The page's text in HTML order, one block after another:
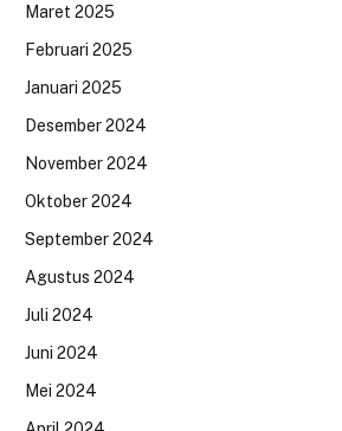
Maret 2025
Februari 2025
Januari 2025
Desember 2024
November 2024
Oktober 2024
September 2024
Agustus 2024
Juli 2024
Juni 2024
Mei 2024